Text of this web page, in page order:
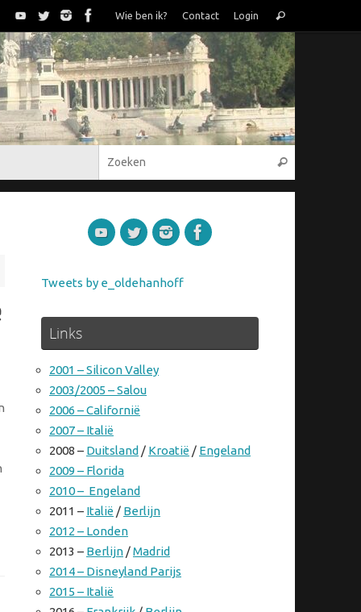
Wie ben ik? Contact Login
naar:
Zoeken
Zoeken
Tweets by e_oldehanhoff
Links
2001 – Silicon Valley
2003/2005 – Salou
2006 – Californië
2007 – Italië
2008 – Duitsland / Kroatië / Engeland
2009 – Florida
2010 – Engeland
2011 – Italië / Berlijn
2012 – Londen
2013 – Berlijn /Madrid
2014 – Disneyland Parijs
2015 – Italië